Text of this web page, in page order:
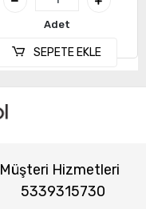
Adet
SEPETE EKLE
Müşteri Hizmetleri
5339315730